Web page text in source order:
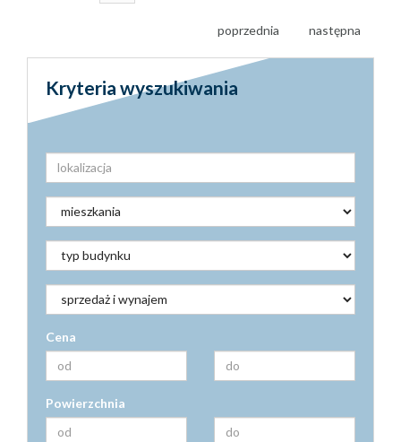
poprzednia następna
Kryteria wyszukiwania
Cena
Powierzchnia